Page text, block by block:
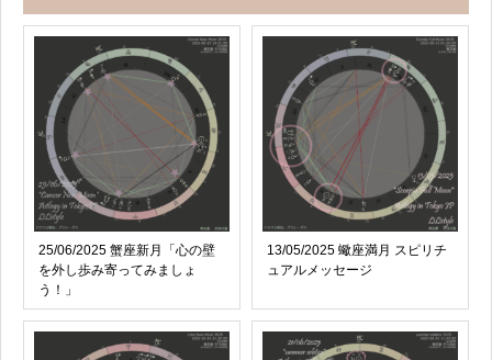
25/06/2025 蟹座新月「心の壁
を外し歩み寄ってみましょ
う！」
13/05/2025 蠍座満月 スピリチ
ュアルメッセージ